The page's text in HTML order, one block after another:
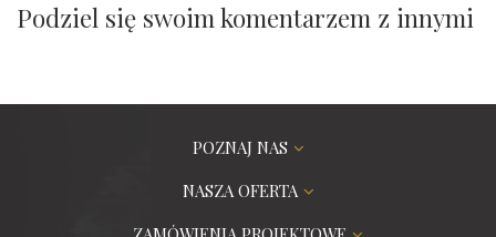
Podziel się swoim komentarzem z innymi
POZNAJ NAS
NASZA OFERTA